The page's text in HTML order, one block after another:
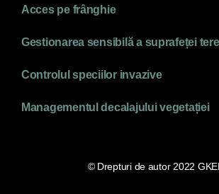
Acces pe frânghie
Gestionarea sensibilă a suprafeței
Controlul speciilor invazive
Managementul decalajului vegetației
© Drepturi de autor 2022